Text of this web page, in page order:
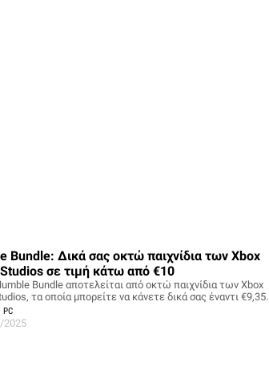
Bundle: Δικά σας οκτώ παιχνίδια των Xbox
σε τιμή κάτω από €10
Bundle αποτελείται από οκτώ παιχνίδια των Xbox
τα οποία μπορείτε να κάνετε δικά σας έναντι €9,35.
PC
2025